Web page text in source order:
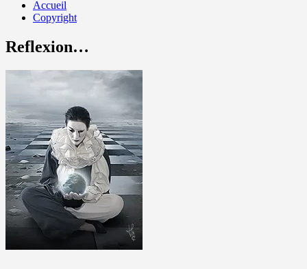
Accueil
Copyright
Reflexion…